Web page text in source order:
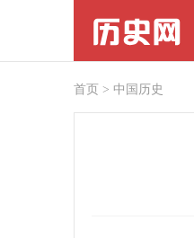
首页 > 中国历史